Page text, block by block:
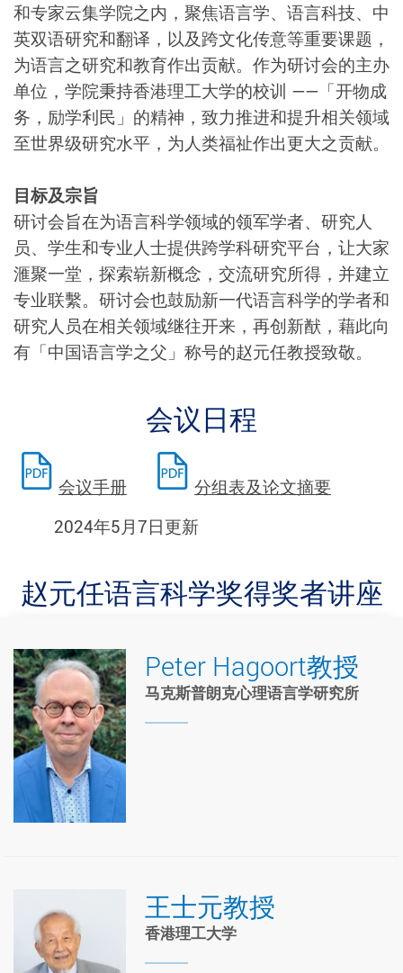
和专家云集学院之内，聚焦语言学、语言科技、中
英双语研究和翻译，以及跨文化传意等重要课题，
为语言之研究和教育作出贡献。作为研讨会的主办
单位，学院秉持香港理工大学的校训 ——「开物成
务，励学利民」的精神，致力推进和提升相关领域
至世界级研究水平，为人类福祉作出更大之贡献。
目标及宗旨
研讨会旨在为语言科学领域的领军学者、研究人
员、学生和专业人士提供跨学科研究平台，让大家
滙聚一堂，探索崭新概念，交流研究所得，并建立
专业联繫。研讨会也鼓励新一代语言科学的学者和
研究人员在相关领域继往开来，再创新猷，藉此向
有 「中国语言学之父 」 称号的赵元任教授致敬。
会议日程
会议手册
分组表及论文摘要
2024年5月7日更新
赵元任语言科学奖得奖者讲座
Peter Hagoort教授
马克斯普朗克心理语言学研究所
王士元教授
香港理工大学